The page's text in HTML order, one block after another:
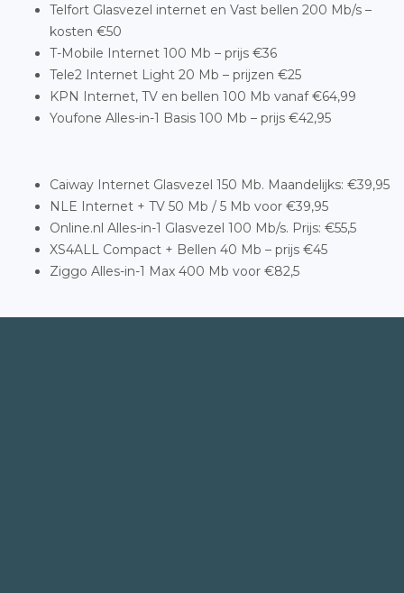
Telfort Glasvezel internet en Vast bellen 200 Mb/s –
kosten €50
T-Mobile Internet 100 Mb – prijs €36
Tele2 Internet Light 20 Mb – prijzen €25
KPN Internet, TV en bellen 100 Mb vanaf €64,99
Youfone Alles-in-1 Basis 100 Mb – prijs €42,95
Caiway Internet Glasvezel 150 Mb. Maandelijks: €39,95
NLE Internet + TV 50 Mb / 5 Mb voor €39,95
Online.nl Alles-in-1 Glasvezel 100 Mb/s. Prijs: €55,5
XS4ALL Compact + Bellen 40 Mb – prijs €45
Ziggo Alles-in-1 Max 400 Mb voor €82,5